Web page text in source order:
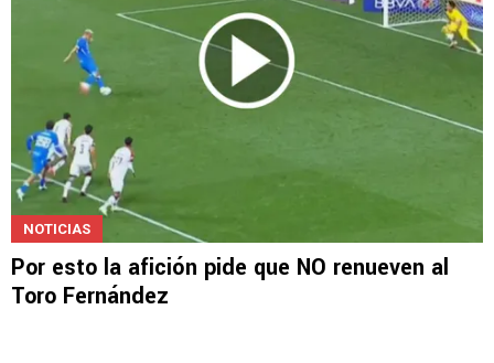
NOTICIAS
Por esto la afición pide que NO renueven al
Toro Fernández